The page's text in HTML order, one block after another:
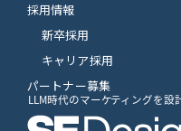
採用情報
新卒採用
キャリア採用
パートナー募集